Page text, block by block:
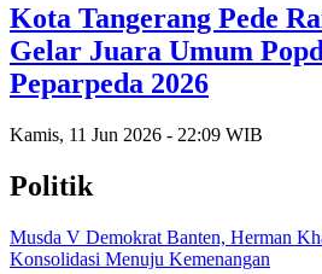
Kota Tangerang Pede
Gelar Juara Umum
Peparpeda 2026
Kamis, 11 Jun 2026 - 22:09 WIB
Politik
Musda V Demokrat Banten, Herman
Konsolidasi Menuju Kemenangan